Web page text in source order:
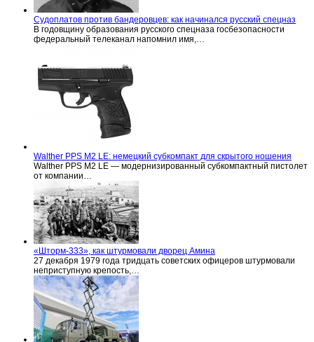
Судоплатов против бандеровцев: как начинался русский спецназ
В годовщину образования русского спецназа госбезопасности
федеральный телеканал напомнил имя,…
Walther PPS M2 LE: немецкий субкомпакт для скрытого ношения
Walther PPS M2 LE — модернизированный субкомпактный пистолет
от компании…
«Шторм-333», как штурмовали дворец Амина
27 декабря 1979 года тридцать советских офицеров штурмовали
неприступную крепость,…